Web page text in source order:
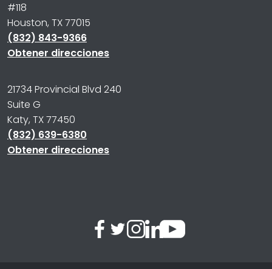
#118
Houston, TX 77015
(832) 843-9366
Obtener direcciones
21734 Provincial Blvd 240
Suite G
Katy, TX 77450
(832) 639-6380
Obtener direcciones